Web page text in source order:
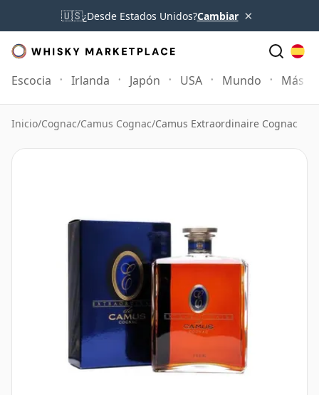
🇺🇸¿Desde Estados Unidos?Cambiar ×
Escocia Irlanda Japón USA Mundo Más
Inicio/Cognac/Camus Cognac/Camus Extraordinaire Cognac